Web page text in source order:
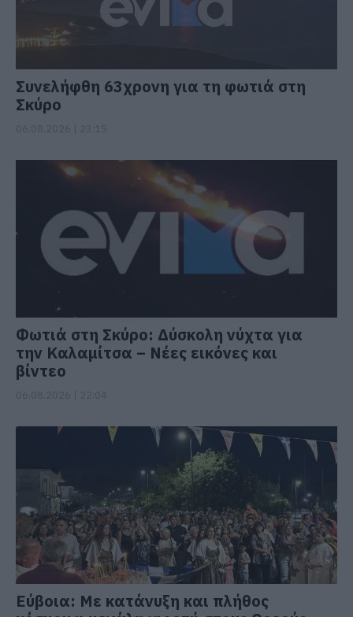
Συνελήφθη 63χρονη για τη φωτιά στη
Σκύρο
Φωτιά στη Σκύρο: Δύσκολη νύχτα για
την Καλαμίτσα – Νέες εικόνες και
βίντεο
Εύβοια: Με κατάνυξη και πλήθος